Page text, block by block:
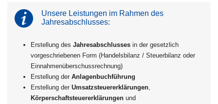
Unsere Leistungen im Rahmen des
Jahresabschlusses:
Erstellung des Jahresabschlussesin der gesetzlich
vorgeschriebenen Form (Handelsbilanz / Steuerbilanz oder
Einnahmenüberschussrechnung)
Erstellung der Anlagenbuchführung
Erstellung der Umsatzsteuererklärungen,
Körperschaftsteuererklärungenund